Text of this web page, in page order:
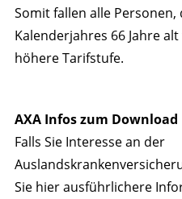
Somit fallen alle Personen,
Kalenderjahres 66 Jahre
höhere Tarifstufe.
AXA Infos zum Download
Falls Sie Interesse an der
Sie hier ausführlichere